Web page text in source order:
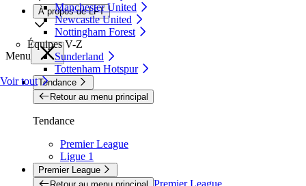
Manchester United
Newcastle United
Nottingham Forest
Équipes V-Z
Sunderland
Tottenham Hotspur
Voir tout
À propos de LFT
Menu
Tendance
Retour au menu principal
Tendance
Premier League
Ligue 1
Premier League
Premier League